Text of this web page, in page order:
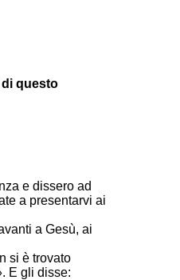
di questo
e dissero ad
a presentarvi ai
a Gesù, ai
si è trovato
E gli disse: